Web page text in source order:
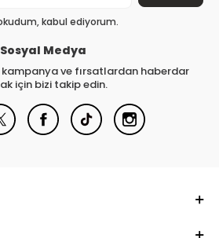
kabul ediyorum.
Sosyal Medya
ve fırsatlardan haberdar
için bizi takip edin.